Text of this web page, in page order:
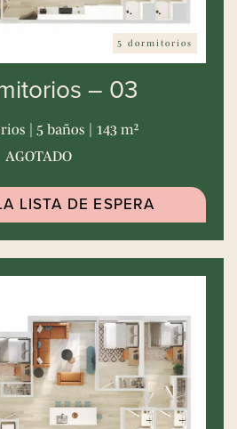
5 dormitorios
– 03
| 5 baños | 143 m²
AGOTADO
LISTA DE ESPERA